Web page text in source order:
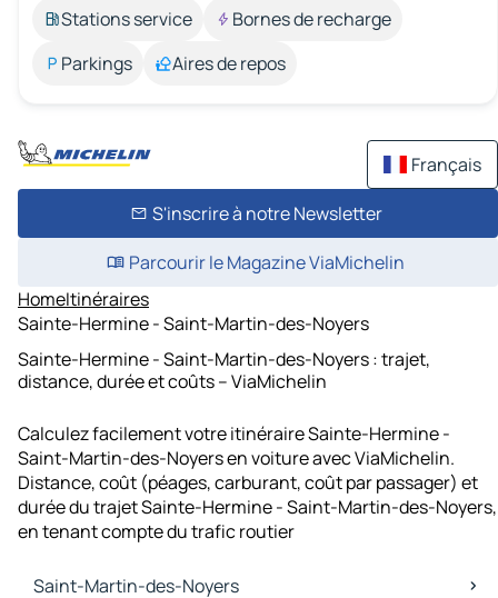
Stations service
Bornes de recharge
Parkings
Aires de repos
Français
S'inscrire à notre Newsletter
Parcourir le Magazine ViaMichelin
HomeItinéraires
Sainte-Hermine - Saint-Martin-des-Noyers
Sainte-Hermine - Saint-Martin-des-Noyers : trajet,
distance, durée et coûts – ViaMichelin
Calculez facilement votre itinéraire Sainte-Hermine -
Saint-Martin-des-Noyers en voiture avec ViaMichelin.
Distance, coût (péages, carburant, coût par passager) et
durée du trajet Sainte-Hermine - Saint-Martin-des-Noyers,
en tenant compte du trafic routier
Saint-Martin-des-Noyers